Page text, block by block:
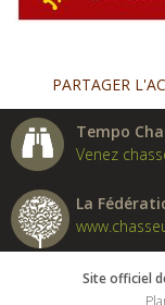
PARTAGER
Tempo
Venez
La
Site officiel